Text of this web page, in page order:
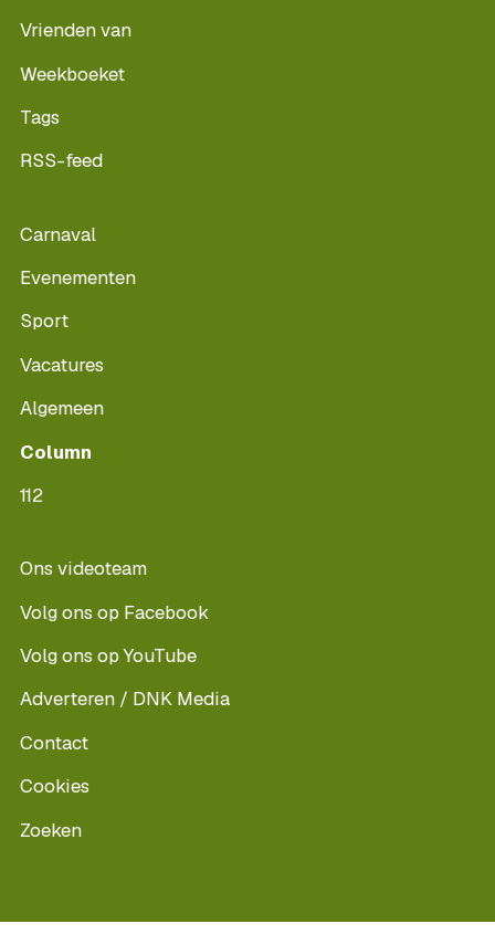
Vrienden van
Weekboeket
Tags
RSS-feed
Carnaval
Evenementen
Sport
Vacatures
Algemeen
Column
112
Ons videoteam
Volg ons op Facebook
Volg ons op YouTube
Adverteren / DNK Media
Contact
Cookies
Zoeken